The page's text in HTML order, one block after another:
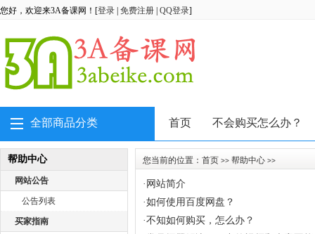
您好，欢迎来3A备课网！[登录 免费注册 QQ登录]
全部商品分类 首页 不会购买怎么办？
帮助中心
网站公告
公告列表
买家指南
您当前的位置： 首页 >> 帮助中心 >>
· 网站简介
·如何使用百度网盘？
·不知如何购买，怎么办？